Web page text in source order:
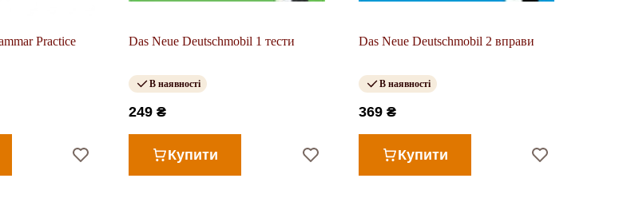
Practice
Das Neue Deutschmobil 1 тести
В наявності
249 ₴
Купити
Das Neue Deutschmobil 2 вправи
В наявності
369 ₴
Купити